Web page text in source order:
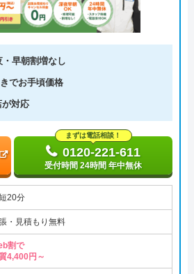
早朝割増なし
でお手頃価格
対応
まずは電話相談！
0120-221-611
受付時間 24時間 年中無休
20分
・見積もり無料
割で
4,400円～